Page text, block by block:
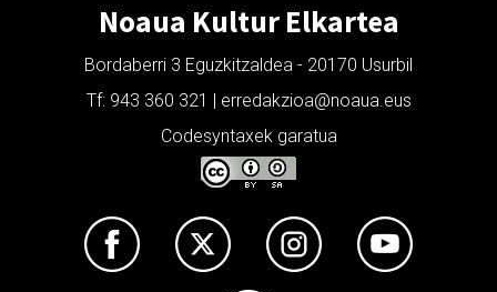
Noaua Kultur Elkartea
Bordaberri 3 Eguzkitzaldea - 20170 Usurbil
Tf: 943 360 321 | erredakzioa@noaua.eus
Codesyntaxek garatua